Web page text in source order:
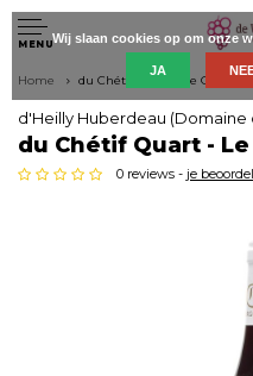
MENU
Home du Chétif Quart - Le Quart
d'Heilly Huberdeau (Domaine
du Chétif Quart -
0 reviews - je
Wij slaan cookies op om onze
JA